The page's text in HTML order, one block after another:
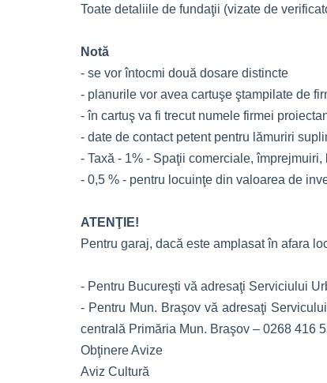
Toate detaliile de fundaţii (vizate de
Notă
- se vor întocmi două dosare distincte
- planurile vor avea cartuşe ştampilate de
- în cartuş va fi trecut numele firmei
- date de contact petent pentru lămuriri
- Taxă - 1% - Spaţii comerciale,
- 0,5 % - pentru locuinţe din valoarea de
ATENŢIE!
Pentru garaj, dacă este amplasat în afara
- Pentru Bucureşti vă adresaţi Serviciului
- Pentru Mun. Braşov vă adresaţi
centrală Primăria Mun. Braşov – 0268 416
Obţinere Avize
Aviz Cultură